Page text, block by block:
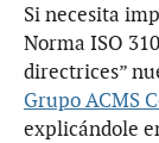
Si necesita
Norma ISO
directrices”
Grupo ACMS
explicándole